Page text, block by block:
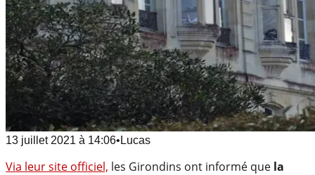
13 juillet 2021 à 14:06• Lucas
Via leur site officiel, les Girondins ont informé que la